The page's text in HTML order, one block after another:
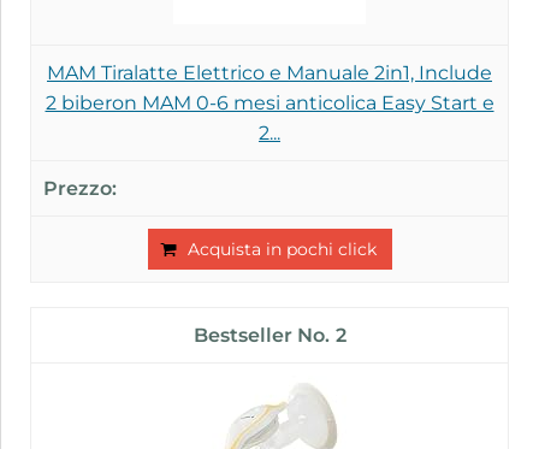
MAM Tiralatte Elettrico e Manuale 2in1, Include
2 biberon MAM 0-6 mesi anticolica Easy Start e
2...
Acquista in pochi click
2